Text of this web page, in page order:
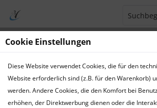
Terminsprechstunde Service
Krankheiten
Cookie Einstellungen
Diese Website verwendet Cookies, die für den
Website erforderlich sind (z.B. für den Warenkorb)
werden. Andere Cookies, die den Komfort bei
erhöhen, der Direktwerbung dienen oder die